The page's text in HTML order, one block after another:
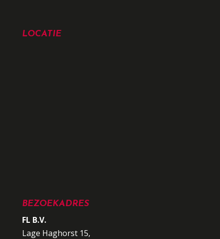
LOCATIE
BEZOEKADRES
FL B.V.
Lage Haghorst 15,